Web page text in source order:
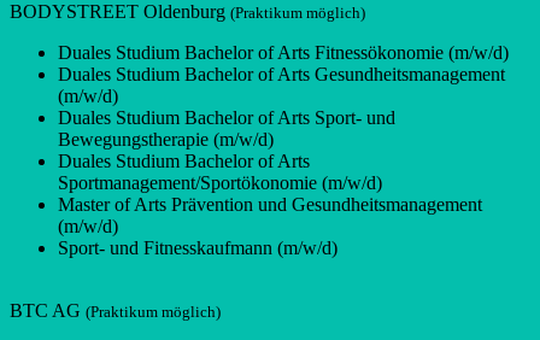
BODYSTREET Oldenburg (Praktikum möglich)
Duales Studium Bachelor of Arts Fitnessökonomie (m/w/d)
Duales Studium Bachelor of Arts Gesundheitsmanagement
(m/w/d)
Duales Studium Bachelor of Arts Sport- und
Bewegungstherapie (m/w/d)
Duales Studium Bachelor of Arts
Sportmanagement/Sportökonomie (m/w/d)
Master of Arts Prävention und Gesundheitsmanagement
(m/w/d)
Sport- und Fitnesskaufmann (m/w/d)
BTC AG (Praktikum möglich)